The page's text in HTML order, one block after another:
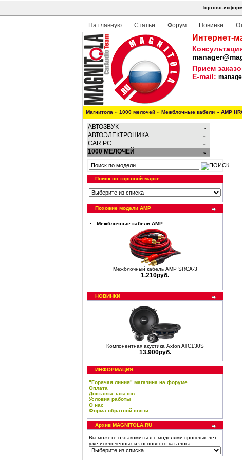
Торгово-
На главную Статьи Форум Новинки
Интернет-
Прием
E-mail:
Магнитола » 1000 мелочей » Межблочные кабели » AMP
АВТОЗВУК
АВТОЭЛЕКТРОНИКА
CAR PC
1000 МЕЛОЧЕЙ
Поиск по торговой марке
Похожие модели AMP
Межблочные кабели AMP
Межблочный кабель AMP SRCA-3
1.210руб.
НОВИНКИ
Компонентная акустика Axton ATC130S
13.900руб.
ИНФОРМАЦИЯ:
"Горячая линия" магазина на форуме
Оплата
Доставка заказов
Условия работы
О нас
Форма обратной связи
Архив MAGNITOLA.RU
Вы можете ознакомиться с моделями прошлых лет,
уже исключенных из основного каталога